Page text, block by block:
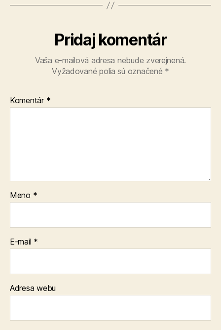
Pridaj komentár
Vaša e-mailová adresa nebude zverejnená.
Vyžadované polia sú označené *
Komentár *
Meno *
E-mail *
Adresa webu